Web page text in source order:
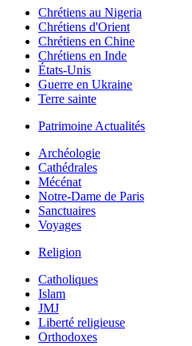
Chrétiens au Nigeria
Chrétiens d'Orient
Chrétiens en Chine
Chrétiens en Inde
États-Unis
Guerre en Ukraine
Terre sainte
Patrimoine Actualités
Archéologie
Cathédrales
Mécénat
Notre-Dame de Paris
Sanctuaires
Voyages
Religion
Catholiques
Islam
JMJ
Liberté religieuse
Orthodoxes